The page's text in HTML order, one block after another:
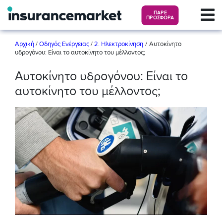
ΠΑΡΕ
ΠΡΟΣΦΟΡΑ
Αρχική / Οδηγός Ενέργειας / 2. Ηλεκτροκίνηση / Αυτοκίνητο
υδρογόνου: Είναι το αυτοκίνητο του μέλλοντος;
Αυτοκίνητο υδρογόνου: Είναι το
αυτοκίνητο του μέλλοντος;